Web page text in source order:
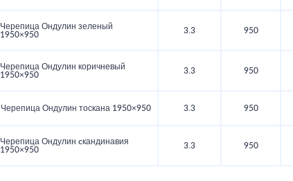
Черепица Ондулин зеленый
1950×950
3.3 950
Черепица Ондулин коричневый
1950×950
3.3 950
Черепица Ондулин тоскана 1950×950 3.3 950
Черепица Ондулин cкандинавия
1950×950
3.3 950